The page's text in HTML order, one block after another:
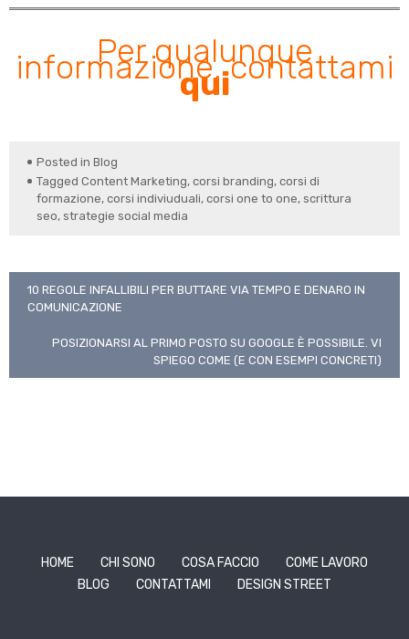
Per qualunque
informazione, contattami
qui
Posted in Blog
Tagged Content Marketing, corsi branding, corsi di
formazione, corsi indiviuduali, corsi one to one, scrittura
seo, strategie social media
Navigazione
articoli
10 REGOLE INFALLIBILI PER BUTTARE VIA TEMPO E DENARO IN
COMUNICAZIONE
POSIZIONARSI AL PRIMO POSTO SU GOOGLE È POSSIBILE. VI
SPIEGO COME (E CON ESEMPI CONCRETI)
HOME CHI SONO COSA FACCIO
COME LAVORO
BLOG
CONTATTAMI DESIGN STREET